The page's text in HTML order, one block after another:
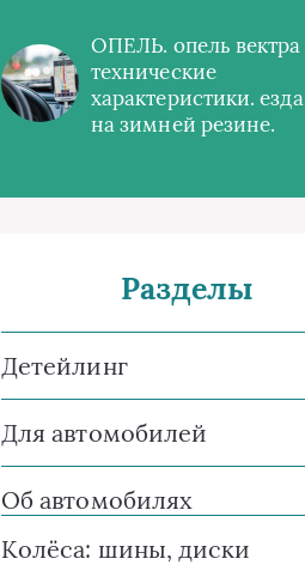
ОПЕЛЬ. опель вектра
технические
характеристики. езда
на зимней резине.
Разделы
Детейлинг
Для автомобилей
Об автомобилях
Колёса: шины, диски